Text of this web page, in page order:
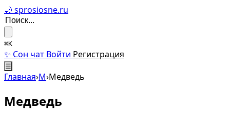
🌙 sprosiosne.ru
⌘K
✨ Сон чат Войти Регистрация
☰
Главная›М›Медведь
Медведь